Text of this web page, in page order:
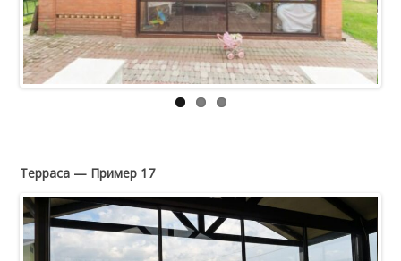
Терраса — Пример 17